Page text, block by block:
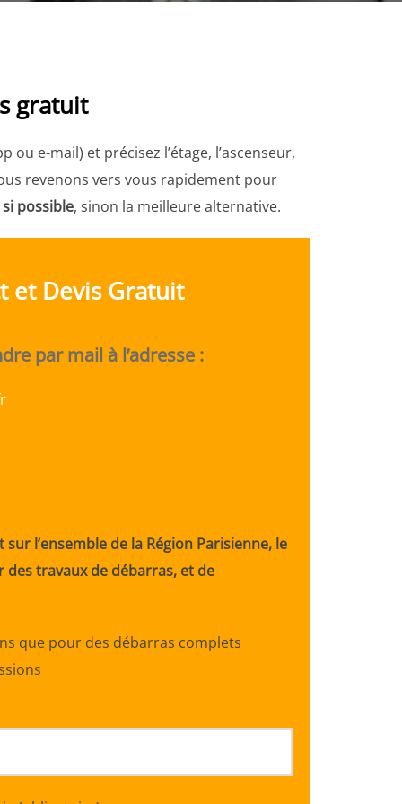
gratuit
ou e-mail) et précisez l’étage, l’ascenseur,
revenons vers vous rapidement pour
possible, sinon la meilleure alternative.
et Devis Gratuit
par mail à l’adresse :
l’ensemble de la Région Parisienne, le
des travaux de débarras, et de
que pour des débarras complets